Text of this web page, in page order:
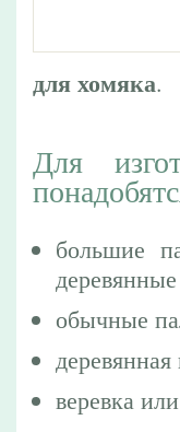
для хомяка.
Для
большие
обычные
деревянная
веревка